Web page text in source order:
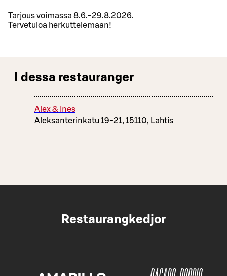
Tarjous voimassa 8.6.-29.8.2026.
Tervetuloa herkuttelemaan!
I dessa restauranger
Alex & Ines
Aleksanterinkatu 19-21, 15110, Lahtis
Restaurangkedjor